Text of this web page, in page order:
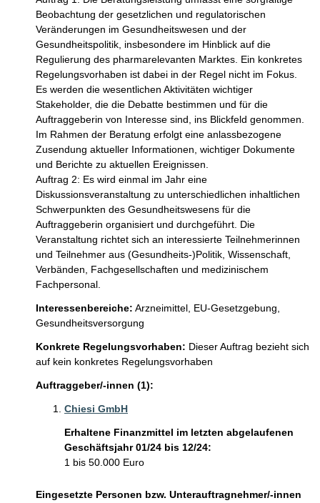
Beobachtung der gesetzlichen und regulatorischen
Veränderungen im Gesundheitswesen und der
Gesundheitspolitik, insbesondere im Hinblick auf die
Regulierung des pharmarelevanten Marktes. Ein konkretes
Regelungsvorhaben ist dabei in der Regel nicht im Fokus.
Es werden die wesentlichen Aktivitäten wichtiger
Stakeholder, die die Debatte bestimmen und für die
Auftraggeberin von Interesse sind, ins Blickfeld genommen.
Im Rahmen der Beratung erfolgt eine anlassbezogene
Zusendung aktueller Informationen, wichtiger Dokumente
und Berichte zu aktuellen Ereignissen.
Auftrag 2: Es wird einmal im Jahr eine
Diskussionsveranstaltung zu unterschiedlichen inhaltlichen
Schwerpunkten des Gesundheitswesens für die
Auftraggeberin organisiert und durchgeführt. Die
Veranstaltung richtet sich an interessierte Teilnehmerinnen
und Teilnehmer aus (Gesundheits-)Politik, Wissenschaft,
Verbänden, Fachgesellschaften und medizinischem
Interessenbereiche: Arzneimittel, EU-Gesetzgebung,
Gesundheitsversorgung
Konkrete Regelungsvorhaben: Dieser Auftrag bezieht sich
auf kein konkretes Regelungsvorhaben
Auftraggeber/-innen (1):
Chiesi GmbH
Erhaltene Finanzmittel im letzten abgelaufenen
Geschäftsjahr 01/24 bis 12/24:
1 bis 50.000 Euro
Eingesetzte Personen bzw. Unterauftragnehmer/-innen